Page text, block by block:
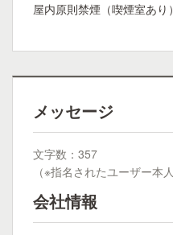
屋内原則禁煙（喫煙室あり）
メッセージ
文字数：357
（※指名されたユーザー本
会社情報